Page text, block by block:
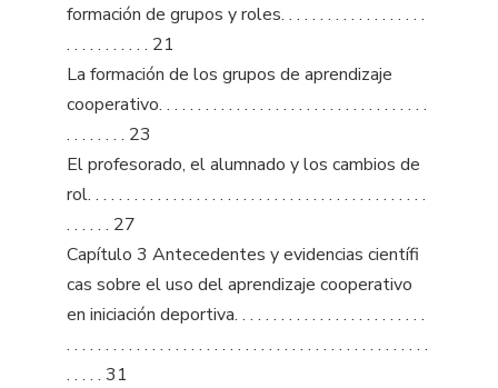
formación de grupos y roles. . . . . . . . . . . . . . . . . . .
. . . . . . . . . . . 21
La formación de los grupos de aprendizaje
cooperativo. . . . . . . . . . . . . . . . . . . . . . . . . . . . . . . . . . .
. . . . . . . . 23
El profesorado, el alumnado y los cambios de
rol. . . . . . . . . . . . . . . . . . . . . . . . . . . . . . . . . . . . . . . . . . . .
. . . . . . 27
Capítulo 3 Antecedentes y evidencias científi
cas sobre el uso del aprendizaje cooperativo
en iniciación deportiva. . . . . . . . . . . . . . . . . . . . . . . . .
. . . . . . . . . . . . . . . . . . . . . . . . . . . . . . . . . . . . . . . . . . . . . . .
. . . . . 31